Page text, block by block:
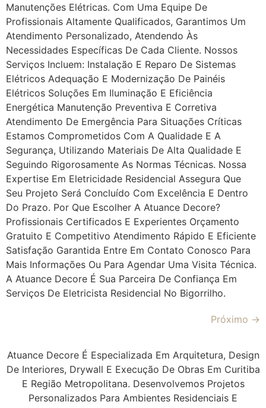
Manutenções Elétricas. Com Uma Equipe De
Profissionais Altamente Qualificados, Garantimos Um
Atendimento Personalizado, Atendendo Às
Necessidades Específicas De Cada Cliente. Nossos
Serviços Incluem: Instalação E Reparo De Sistemas
Elétricos Adequação E Modernização De Painéis
Elétricos Soluções Em Iluminação E Eficiência
Energética Manutenção Preventiva E Corretiva
Atendimento De Emergência Para Situações Críticas
Estamos Comprometidos Com A Qualidade E A
Segurança, Utilizando Materiais De Alta Qualidade E
Seguindo Rigorosamente As Normas Técnicas. Nossa
Expertise Em Eletricidade Residencial Assegura Que
Seu Projeto Será Concluído Com Excelência E Dentro
Do Prazo. Por Que Escolher A Atuance Decore?
Profissionais Certificados E Experientes Orçamento
Gratuito E Competitivo Atendimento Rápido E Eficiente
Satisfação Garantida Entre Em Contato Conosco Para
Mais Informações Ou Para Agendar Uma Visita Técnica.
A Atuance Decore É Sua Parceira De Confiança Em
Serviços De Eletricista Residencial No Bigorrilho.
Próximo →
Atuance Decore É Especializada Em Arquitetura, Design
De Interiores, Drywall E Execução De Obras Em Curitiba
E Região Metropolitana. Desenvolvemos Projetos
Personalizados Para Ambientes Residenciais E